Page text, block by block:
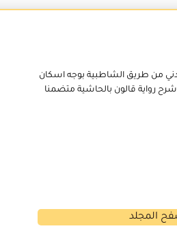
من طريق الشاطبية بوجه اسكان
رواية قالون بالحاشية متضمنا
المجلد